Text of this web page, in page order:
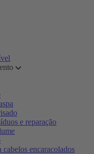
e reparação
encaracolados